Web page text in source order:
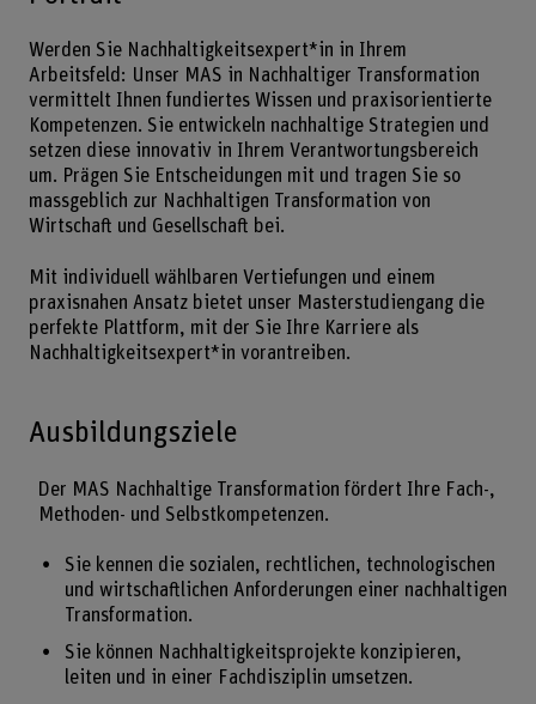
Werden Sie Nachhaltigkeitsexpert*in in Ihrem
Arbeitsfeld: Unser MAS in Nachhaltiger Transformation
vermittelt Ihnen fundiertes Wissen und praxisorientierte
Kompetenzen. Sie entwickeln nachhaltige Strategien und
setzen diese innovativ in Ihrem Verantwortungsbereich
um. Prägen Sie Entscheidungen mit und tragen Sie so
massgeblich zur Nachhaltigen Transformation von
Wirtschaft und Gesellschaft bei.
Mit individuell wählbaren Vertiefungen und einem
praxisnahen Ansatz bietet unser Masterstudiengang die
perfekte Plattform, mit der Sie Ihre Karriere als
Nachhaltigkeitsexpert*in vorantreiben.
Ausbildungsziele
Der MAS Nachhaltige Transformation fördert Ihre Fach-,
Methoden- und Selbstkompetenzen.
Sie kennen die sozialen, rechtlichen, technologischen
und wirtschaftlichen Anforderungen einer nachhaltigen
Transformation.
Sie können Nachhaltigkeitsprojekte konzipieren,
leiten und in einer Fachdisziplin umsetzen.